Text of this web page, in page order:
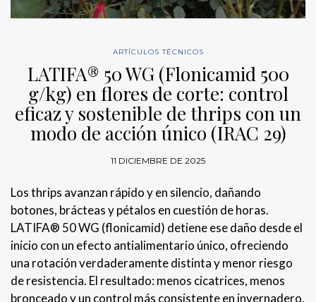
ARTÍCULOS TÉCNICOS
LATIFA® 50 WG (Flonicamid 500
g/kg) en flores de corte: control
eficaz y sostenible de thrips con un
modo de acción único (IRAC 29)
11 DICIEMBRE DE 2025
Los thrips avanzan rápido y en silencio, dañando
botones, brácteas y pétalos en cuestión de horas.
LATIFA® 50 WG (flonicamid) detiene ese daño desde el
inicio con un efecto antialimentario único, ofreciendo
una rotación verdaderamente distinta y menor riesgo
de resistencia. El resultado: menos cicatrices, menos
bronceado y un control más consistente en invernadero.